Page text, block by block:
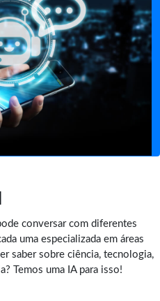
conversar com diferentes
uma especializada em áreas
saber sobre ciência, tecnologia,
Temos uma IA para isso!